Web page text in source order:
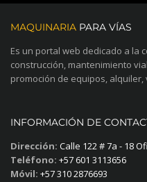
MAQUINARIA PARA VÍAS
Es un portal web dedicado a la
construcción, mantenimiento
promoción de equipos,
INFORMACIÓN DE
Dirección: Calle 122 # 7a - 18
Teléfono: +57 601 3113656
Móvil: +57 310 2876693